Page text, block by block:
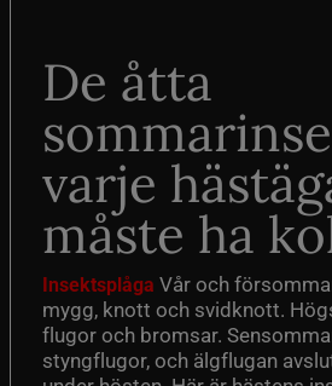
De åtta
varje
måste ha
Insektsplåga Vår och
mygg, knott och svidknott.
flugor och bromsar.
styngflugor, och älgflugan